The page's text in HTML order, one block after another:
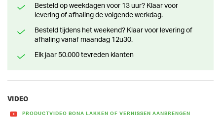
Besteld op weekdagen voor 13 uur? Klaar voor
levering of afhaling de volgende werkdag.
Besteld tijdens het weekend? Klaar voor levering of
afhaling vanaf maandag 12u30.
Elk jaar 50.000 tevreden klanten
VIDEO
PRODUCTVIDEO BONA LAKKEN OF VERNISSEN AANBRENGEN